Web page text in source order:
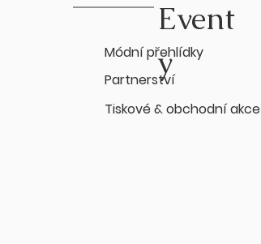
Event
y
Módní přehlídky
Partnerství
Tiskové & obchodní akce